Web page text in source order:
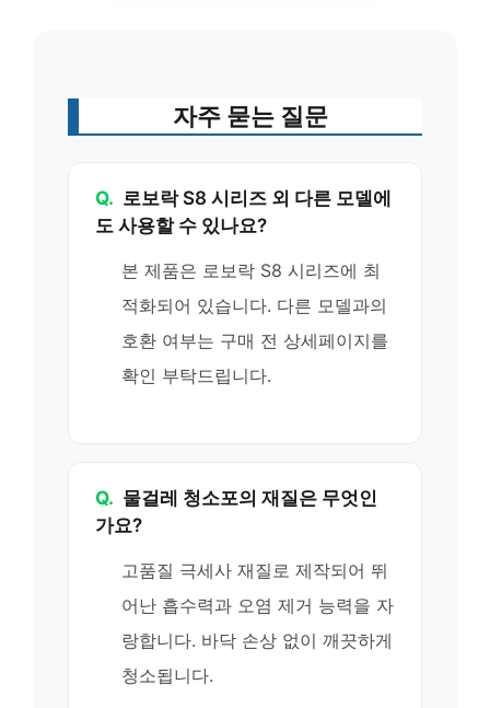
자주 묻는 질문
Q. 로보락 S8 시리즈 외 다른 모델에
도 사용할 수 있나요?
본 제품은 로보락 S8 시리즈에 최
적화되어 있습니다. 다른 모델과의
호환 여부는 구매 전 상세페이지를
확인 부탁드립니다.
Q. 물걸레 청소포의 재질은 무엇인
가요?
고품질 극세사 재질로 제작되어 뛰
어난 흡수력과 오염 제거 능력을 자
랑합니다. 바닥 손상 없이 깨끗하게
청소됩니다.